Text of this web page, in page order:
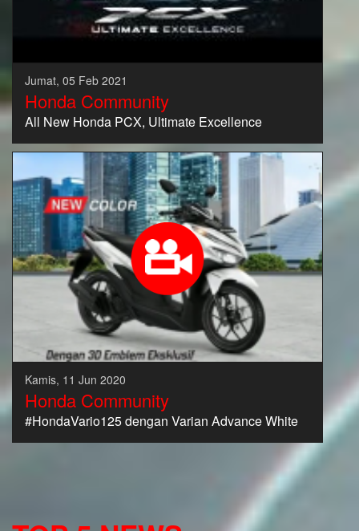
Jumat, 05 Feb 2021
Honda Community
All New Honda PCX, Ultimate Excellence
Kamis, 11 Jun 2020
Honda Community
#HondaVario125 dengan Varian Advance White